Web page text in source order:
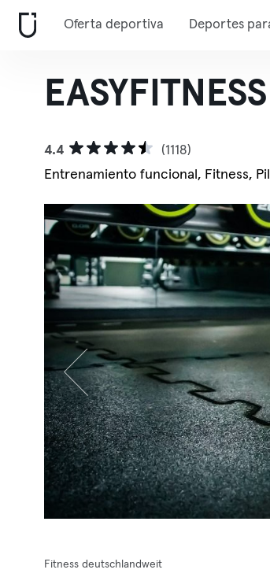
Oferta deportiva Deportes
4.4
(1118)
Entrenamiento funcional, Fitness,
Fitness deutschlandweit